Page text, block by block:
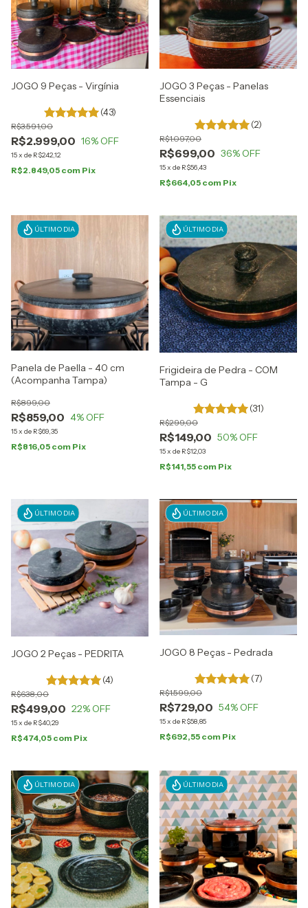
JOGO 9 Peças - Virgínia
(43)
R$2.999,00
R$3.591,00
16% OFF
15x de R$242,12
R$2.849,05 com Pix
JOGO 3 Peças - Panelas
Essenciais
(2)
R$699,00
R$1.097,00
36% OFF
15x de R$56,43
R$664,05 com Pix
ÚLTIMO DIA
Panela de Paella - 40 cm
(Acompanha Tampa)
R$859,00
R$899,00
4% OFF
15x de R$69,35
R$816,05 com Pix
ÚLTIMO DIA
Frigideira de Pedra - COM
Tampa - G
(31)
R$149,00
R$299,00
50% OFF
15x de R$12,03
R$141,55 com Pix
ÚLTIMO DIA
JOGO 2 Peças - PEDRITA
(4)
R$499,00
R$638,00
22% OFF
15x de R$40,29
R$474,05 com Pix
ÚLTIMO DIA
JOGO 8 Peças - Pedrada
(7)
R$729,00
R$1.599,00
54% OFF
15x de R$58,85
R$692,55 com Pix
ÚLTIMO DIA ÚLTIMO DIA